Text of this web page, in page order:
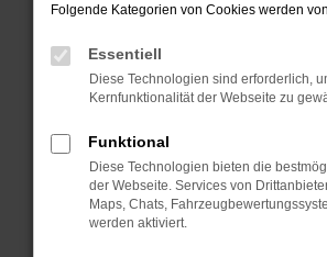
Prüfe deine
Manche Erweiterungen, wie
können das Laden bestimmter
verhindern. Funktioniert die Seite
Fenster?
Starte dein Gerät neu.
Das kann manchmal helfen,
Probleme zu beheben.
Folgende Kategorien von Cookies werden
Essentiell
Diese Technologien sind erforderlich,
Kernfunktionalität der Webseite zu
Funktional
Diese Technologien bieten die
der Webseite. Services von
Maps, Chats,
werden aktiviert.